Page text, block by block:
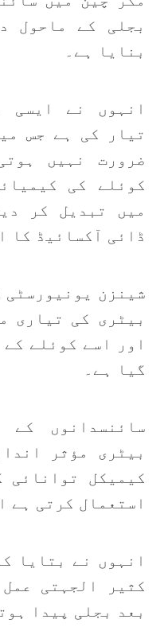
بجلی کے ماحول
بنایا ہے۔
انہوں نے ایسی
تیار کی ہے جس
ضرورت نہیں
کوئلے کی
میں تبدیل کر
ڈائی آکسائیڈ کا
شینزن یونیورسٹی
بیٹری کی تیاری
اور اسے کوئلے
گیا ہے۔
سائنسدانوں
بیٹری مؤثر
کیمیکل توانائی
استعمال کرتی ہے
انہوں نے بتایا
کثیر الجہتی
بعد بجلی پیدا